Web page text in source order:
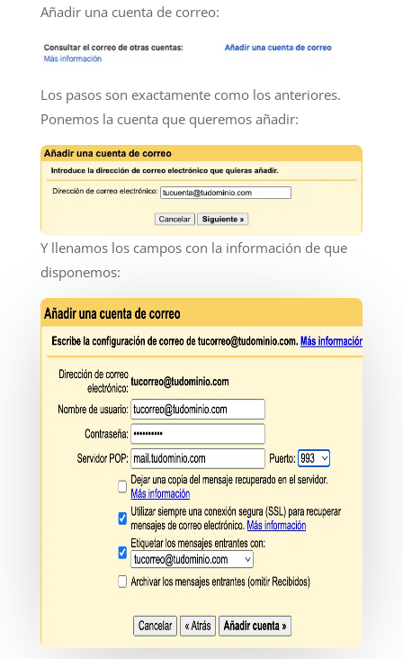
Añadir una cuenta de correo:
Los pasos son exactamente como los anteriores.
Ponemos la cuenta que queremos añadir:
Y llenamos los campos con la información de que
disponemos: